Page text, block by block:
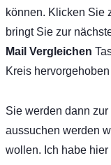
können. Klicken Sie
bringt Sie zur
Mail Vergleichen
Kreis hervorgehoben
Sie werden dann
aussuchen werden
wollen. Ich habe